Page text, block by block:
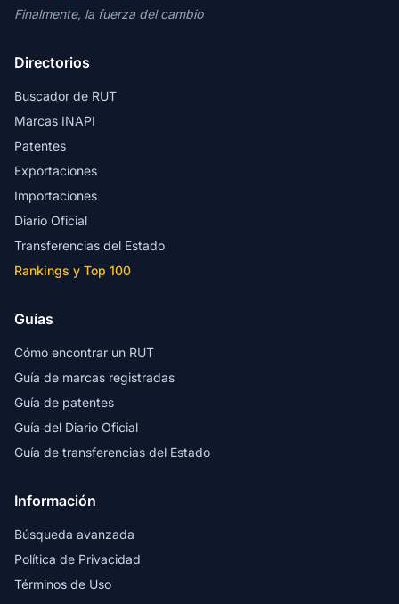
Finalmente, la fuerza del cambio
Directorios
Buscador de RUT
Marcas INAPI
Patentes
Exportaciones
Importaciones
Diario Oficial
Transferencias del Estado
Rankings y Top 100
Guías
Cómo encontrar un RUT
Guía de marcas registradas
Guía de patentes
Guía del Diario Oficial
Guía de transferencias del Estado
Información
Búsqueda avanzada
Política de Privacidad
Términos de Uso